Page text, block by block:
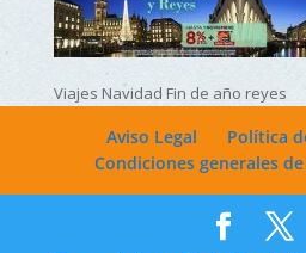
Viajes Navidad Fin de año reyes
Aviso Legal
Política
Condiciones generales